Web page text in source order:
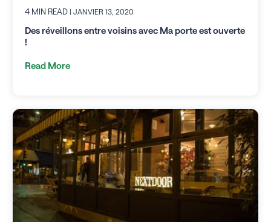
4 MIN READ | JANVIER 13, 2020
Des réveillons entre voisins avec Ma porte est ouverte
!
Read More